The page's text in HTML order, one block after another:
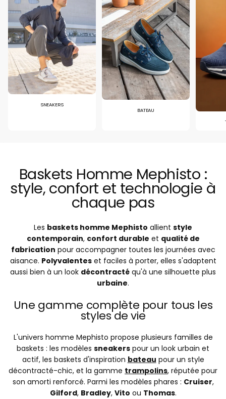
SNEAKERS
BATEAU
Baskets Homme Mephisto :
style, confort et technologie à
chaque pas
Les baskets homme Mephisto allient style
contemporain, confort durable et qualité de
fabrication pour accompagner toutes les journées avec
aisance. Polyvalenteset faciles à porter, elles s'adaptent
aussi bien à un look décontracté qu'à une silhouette plus
urbaine.
Une gamme complète pour tous les
styles de vie
L'univers homme Mephisto propose plusieurs familles de
baskets : les modèles sneakers pour un look urbain et
actif, les baskets d'inspiration bateau pour un style
décontracté-chic, et la gamme trampolins, réputée pour
son amorti renforcé. Parmi les modèles phares : Cruiser,
Gilford, Bradley, Vito ou Thomas.